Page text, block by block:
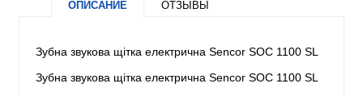
ОПИСАНИЕ ОТЗЫВЫ
Зубна звукова щітка електрична Sencor SOC 1100 SL
Зубна звукова щітка електрична Sencor SOC 1100 SL